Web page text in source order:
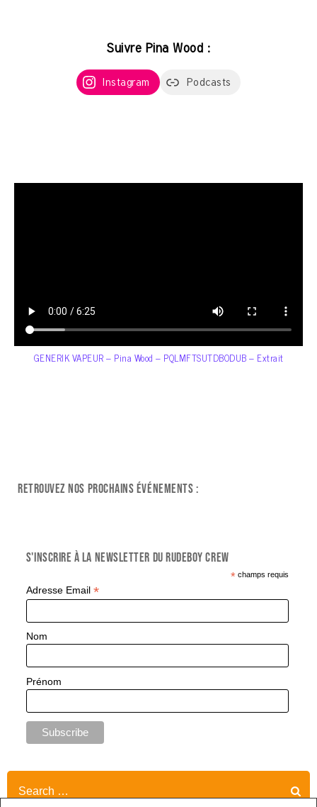
Suivre Pina Wood :
Instagram Podcasts
GENERIK VAPEUR – Pina Wood – PQLMFTSUTDBODUB – Extrait
Retrouvez nos prochains événements :
S'inscrire à la Newsletter du Rudeboy Crew
*champs requis
Adresse Email *
Nom
Prénom
for: